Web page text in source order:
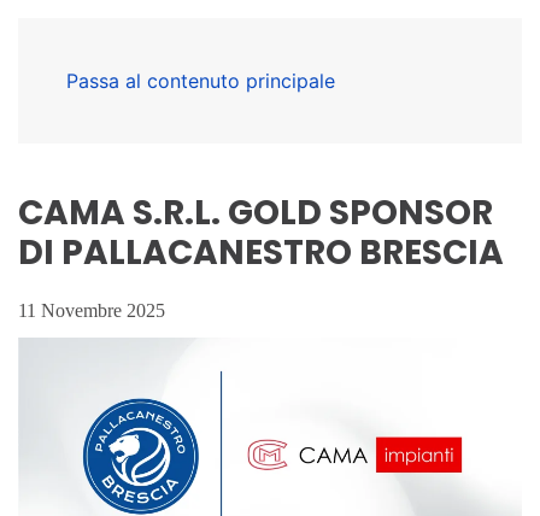
Passa al contenuto principale
CAMA S.R.L. GOLD SPONSOR
DI PALLACANESTRO BRESCIA
11 Novembre 2025